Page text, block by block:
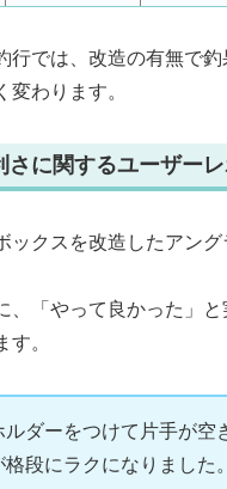
行では、改造の有無で釣
変わります。
さに関するユーザーレ
ックスを改造したアン
、「やって良かった」
す。
ルダーをつけて片手が空
段にラクになりました